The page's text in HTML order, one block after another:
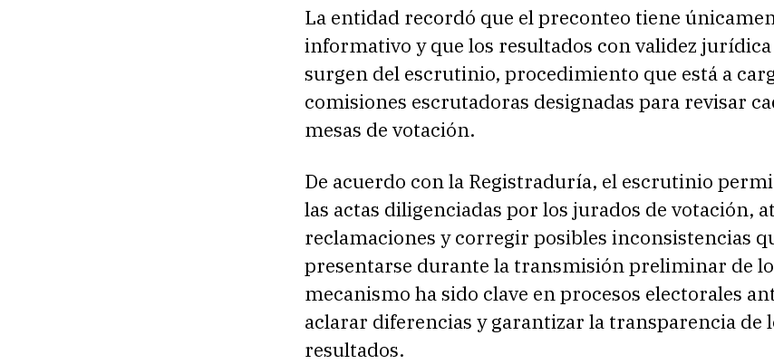
La entidad recordó que el preconteo tiene
informativo y que los resultados con validez jurídica
surgen del escrutinio, procedimiento que está a
comisiones escrutadoras designadas para revisar
mesas de votación.
De acuerdo con la Registraduría, el escrutinio
las actas diligenciadas por los jurados de votación,
reclamaciones y corregir posibles inconsistencias
presentarse durante la transmisión preliminar de
mecanismo ha sido clave en procesos electorales
aclarar diferencias y garantizar la transparencia de
resultados.